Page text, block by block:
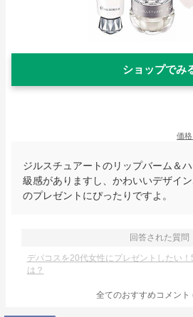
ショップでみ
価
ジルスチュアートのリップバーム＆
級感がありますし、かわいいデザイ
のプレゼントにぴったりですよ。
回答された質問
デパコスを20代女性にプレゼントしたい
は？
全てのおすすめコメント